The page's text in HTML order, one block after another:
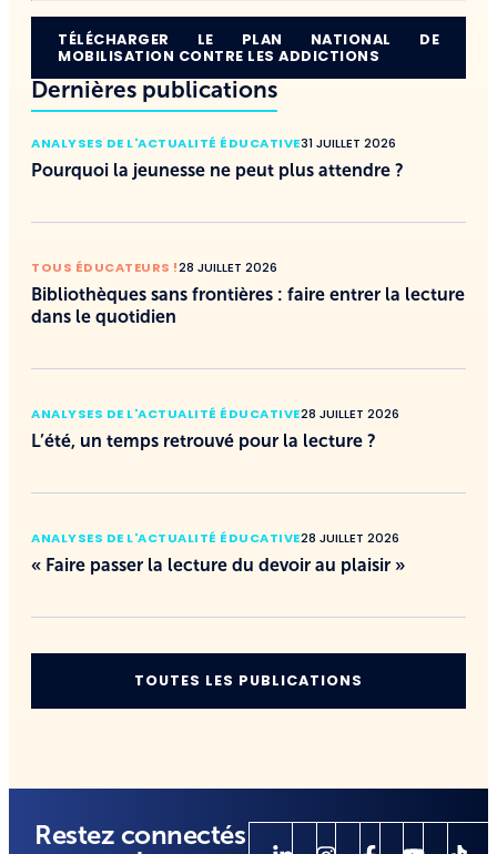
TÉLÉCHARGER LE PLAN NATIONAL DE
MOBILISATION CONTRE LES ADDICTIONS
Dernières publications
ANALYSES DE L'ACTUALITÉ ÉDUCATIVE31 JUILLET 2026
Pourquoi la jeunesse ne peut plus attendre ?
TOUS ÉDUCATEURS !28 JUILLET 2026
Bibliothèques sans frontières : faire entrer la lecture
dans le quotidien
ANALYSES DE L'ACTUALITÉ ÉDUCATIVE28 JUILLET 2026
L’été, un temps retrouvé pour la lecture ?
ANALYSES DE L'ACTUALITÉ ÉDUCATIVE28 JUILLET 2026
« Faire passer la lecture du devoir au plaisir »
TOUTES LES PUBLICATIONS
Restez connectés